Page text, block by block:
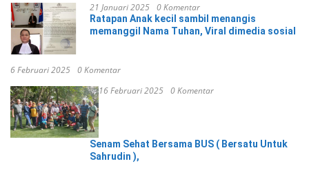
21 Januari 2025 0 Komentar
Ratapan Anak kecil sambil menangis
memanggil Nama Tuhan, Viral dimedia sosial
6 Februari 2025 0 Komentar
16 Februari 2025 0 Komentar
Senam Sehat Bersama BUS ( Bersatu Untuk
Sahrudin ),